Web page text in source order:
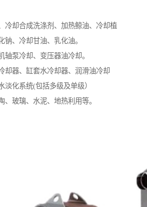
冷却合成洗涤剂、加热鲸油、冷却植
钠、冷却甘油、乳化油。
轴泵冷却、变压器油冷却。
却器、缸套水冷却器、润滑油冷却
淡化系统(包括多级及单级）
、玻璃、水泥、地热利用等。